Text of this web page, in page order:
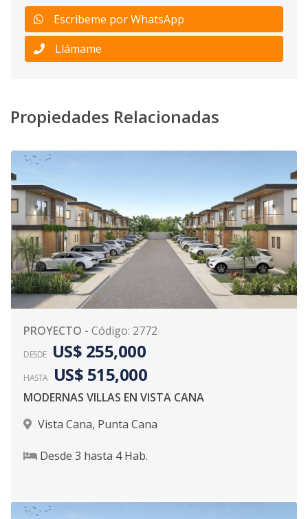
Escribeme por WhatsApp
Llámame
Propiedades Relacionadas
PROYECTO - Código: 2772
DESDE US$ 255,000
HASTA US$ 515,000
MODERNAS VILLAS EN VISTA CANA
Vista Cana, Punta Cana
Desde 3 hasta 4Hab.